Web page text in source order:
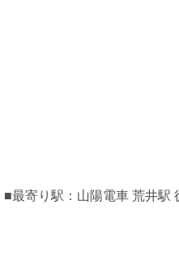
■最寄り駅：山陽電車 荒井駅